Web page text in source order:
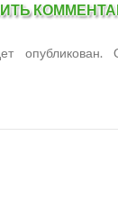
опубликован.